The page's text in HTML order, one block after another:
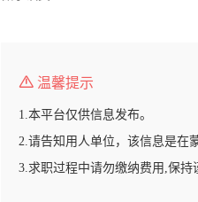
温馨提示
1.本平台仅供信息发布。
2.请告知用人单位，该信息是在
3.求职过程中请勿缴纳费用,保持